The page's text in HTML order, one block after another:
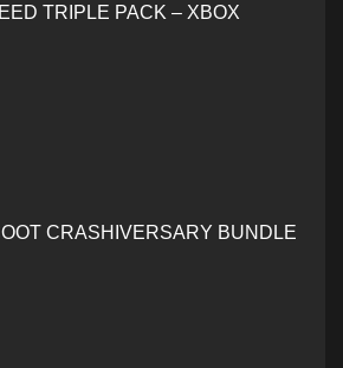
TRIPLE PACK – XBOX
CRASHIVERSARY BUNDLE